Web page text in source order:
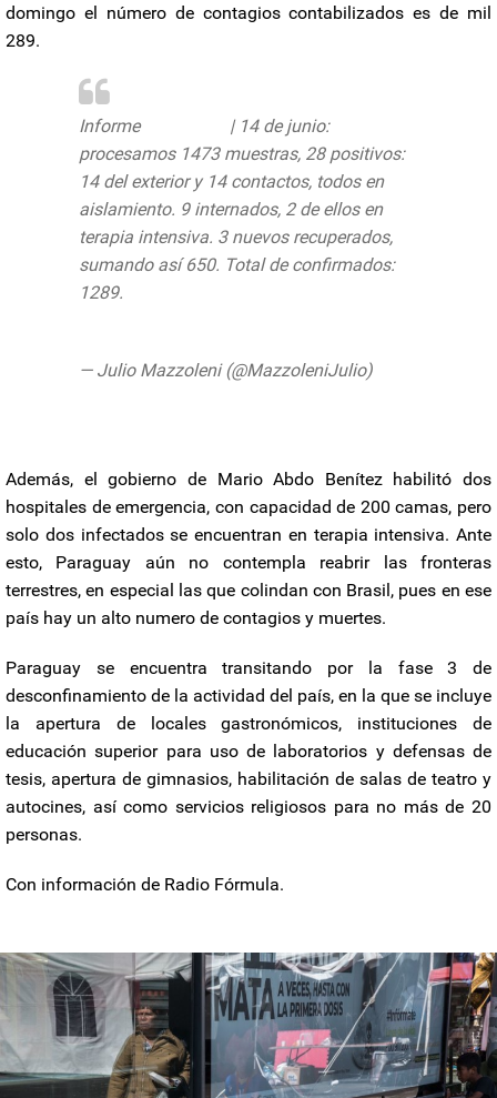
domingo el número de contagios contabilizados es de mil
289.
Informe
| 14 de junio:
procesamos 1473 muestras, 28 positivos:
14 del exterior y 14 contactos, todos en
aislamiento. 9 internados, 2 de ellos en
terapia intensiva. 3 nuevos recuperados,
sumando así 650. Total de confirmados:
1289.
— Julio Mazzoleni (@MazzoleniJulio)
Además, el gobierno de Mario Abdo Benítez habilitó dos
hospitales de emergencia, con capacidad de 200 camas, pero
solo dos infectados se encuentran en terapia intensiva. Ante
esto, Paraguay aún no contempla reabrir las fronteras
terrestres, en especial las que colindan con Brasil, pues en ese
país hay un alto numero de contagios y muertes.
Paraguay se encuentra transitando por la fase 3 de
desconfinamiento de la actividad del país, en la que se incluye
la apertura de locales gastronómicos, instituciones de
educación superior para uso de laboratorios y defensas de
tesis, apertura de gimnasios, habilitación de salas de teatro y
autocines, así como servicios religiosos para no más de 20
personas.
Con información de Radio Fórmula.